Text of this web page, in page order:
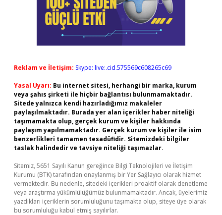
Reklam ve İletişim: Skype: live:.cid.575569c608265c69
Yasal Uyarı: Bu internet sitesi, herhangi bir marka, kurum
veya şahıs şirketi ile hiçbir bağlantısı bulunmamaktadır.
Sitede yalnızca kendi hazırladığımız makaleler
paylaşılmaktadır. Burada yer alan içerikler haber niteliği
taşımamakta olup, gerçek kurum ve kişiler hakkında
paylaşım yapılmamaktadır. Gerçek kurum ve kişiler ile isim
benzerlikleri tamamen tesadüfidir. Sitemizdeki bilgiler
taslak halindedir ve tavsiye niteliği taşımazlar.
Sitemiz, 5651 Sayılı Kanun gereğince Bilgi Teknolojileri ve İletişim
Kurumu (BTK) tarafından onaylanmış bir Yer Sağlayıcı olarak hizmet
vermektedir. Bu nedenle, sitedeki içerikleri proaktif olarak denetleme
veya araştırma yükümlülüğümüz bulunmamaktadır. Ancak, üyelerimiz
yazdıkları içeriklerin sorumluluğunu taşımakta olup, siteye üye olarak
bu sorumluluğu kabul etmiş sayılırlar.